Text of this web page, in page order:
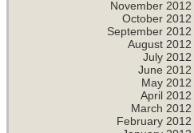
November 2012
October 2012
September 2012
August 2012
July 2012
June 2012
May 2012
April 2012
March 2012
February 2012